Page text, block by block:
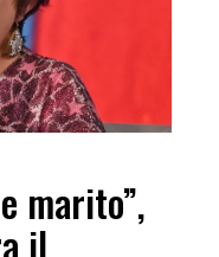
marito”,
il